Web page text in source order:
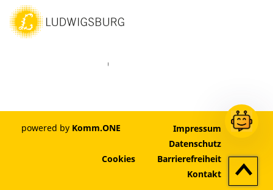
LinkedIn
powered by Komm.ONE
Impressum
Datenschutz
Cookies
Barrierefreiheit
Kontakt
Zum